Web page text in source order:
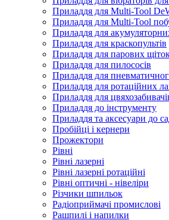
Приладдя для Multi-Tool
Приладдя для Multi-Tool
Приладдя для
Приладдя для краскопультів
Приладдя для парових
Приладдя для пилососів
Приладдя для
Приладдя для ротаційних
Приладдя для
Приладдя до інструменту
Приладдя та аксесуари до
Пробійці і кернери
Прожектори
Рівні
Рівні лазерні
Рівні лазерні ротаційні
Рівні оптичні - нівеліри
Різчики шпильок
Радіоприймачі промислові
Рашпилі і напилки